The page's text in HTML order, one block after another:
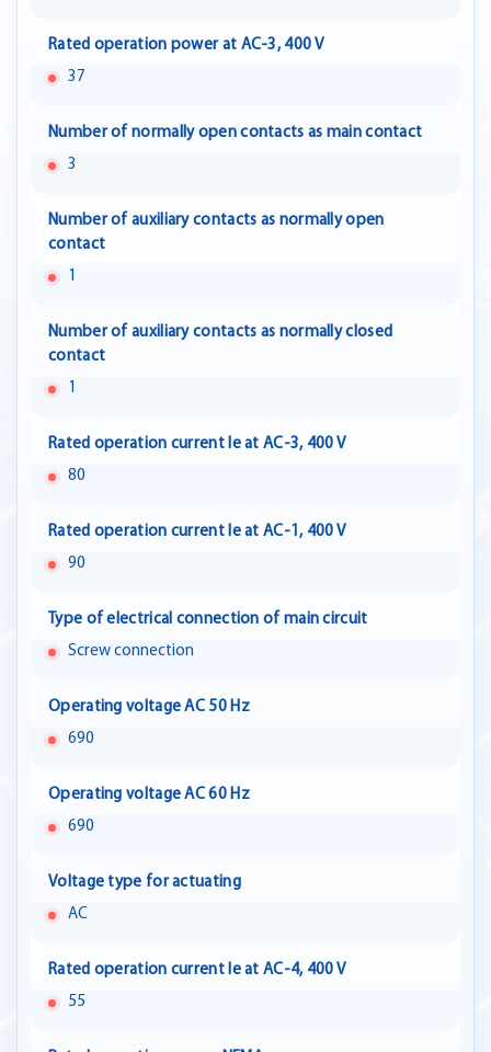
Rated operation power at AC-3, 400 V
37
Number of normally open contacts as main contact
3
Number of auxiliary contacts as normally open
contact
1
Number of auxiliary contacts as normally closed
contact
1
Rated operation current Ie at AC-3, 400 V
80
Rated operation current Ie at AC-1, 400 V
90
Type of electrical connection of main circuit
Screw connection
Operating voltage AC 50 Hz
690
Operating voltage AC 60 Hz
690
Voltage type for actuating
AC
Rated operation current Ie at AC-4, 400 V
55